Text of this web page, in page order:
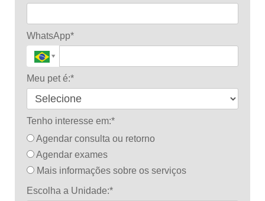
WhatsApp*
Meu pet é:*
Tenho interesse em:*
Agendar consulta ou retorno
Agendar exames
Mais informações sobre os serviços
Escolha a Unidade:*